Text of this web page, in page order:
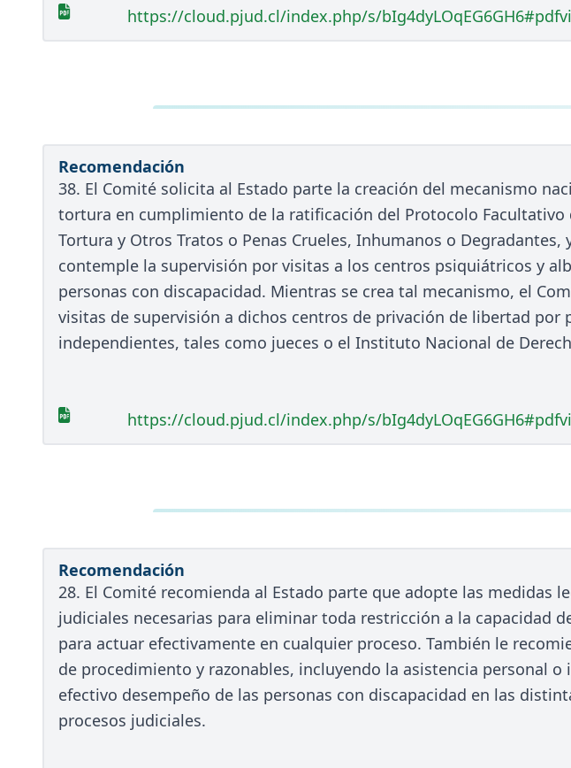
https://cloud.pjud.cl/index.php/s/
Recomendación
38. El Comité solicita al Estado parte la creación del mecanismo
tortura en cumplimiento de la ratificación del Protocolo Facultativo
Tortura y Otros Tratos o Penas Crueles, Inhumanos o
contemple la supervisión por visitas a los centros psiquiátricos y
personas con discapacidad. Mientras se crea tal mecanismo, el
visitas de supervisión a dichos centros de privación de libertad por
independientes, tales como jueces o el Instituto Nacional de
https://cloud.pjud.cl/index.php/s/
Recomendación
28. El Comité recomienda al Estado parte que adopte las medidas
judiciales necesarias para eliminar toda restricción a la capacidad
para actuar efectivamente en cualquier proceso. También le
de procedimiento y razonables, incluyendo la asistencia personal
efectivo desempeño de las personas con discapacidad en las
procesos judiciales.